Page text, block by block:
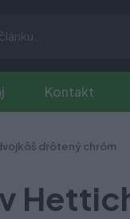
Kontakt
drôtený chróm